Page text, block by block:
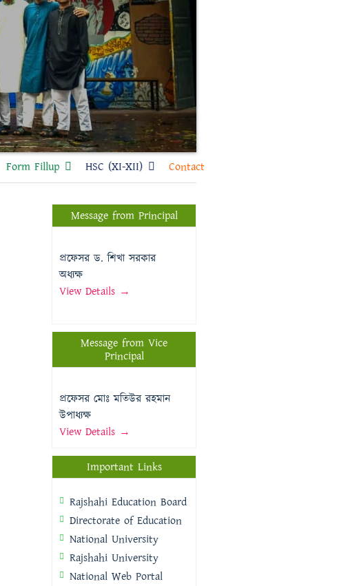
Form Fillup HSC (XI-XII) Contact
Message from Principal
প্রফেসর ড. শিখা সরকার
অধ্যক্ষ
View Details →
Message from Vice
Principal
প্রফেসর মোঃ মতিউর রহমান
উপাধ্যক্ষ
View Details →
Important Links
Rajshahi Education Board
Directorate of Education
National University
Rajshahi University
National Web Portal